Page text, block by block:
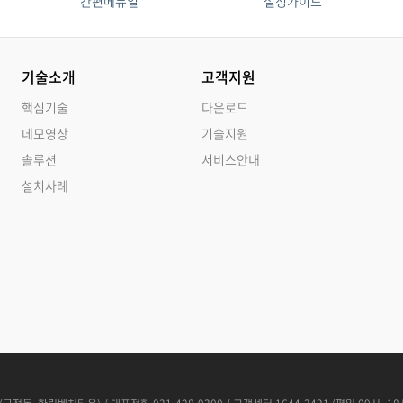
기술소개
핵심기술
데모영상
솔루션
설치사례
고객지원
다운로드
기술지원
서비스안내